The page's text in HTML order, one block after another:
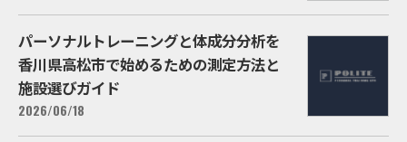
パーソナルトレーニングと体成分分析を
香川県高松市で始めるための測定方法と
施設選びガイド
2026/06/18